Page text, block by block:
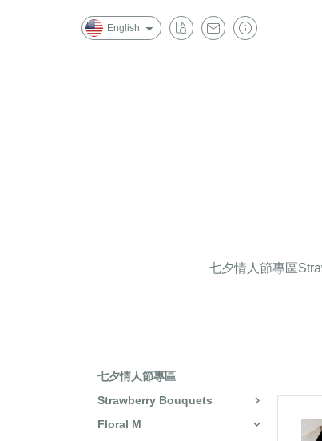
English
七夕情人節專區
七夕情人節專區
Strawberry Bouquets
Floral M